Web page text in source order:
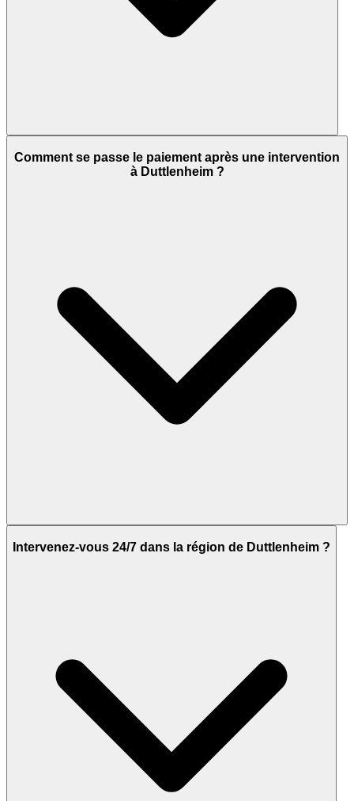
Comment se passe le paiement après une intervention
à Duttlenheim ?
Intervenez-vous 24/7 dans la région de Duttlenheim ?